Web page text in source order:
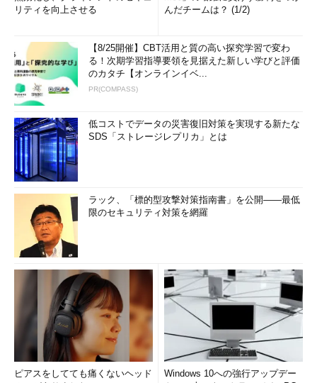
リティを向上させる
んだチームは？ (1/2)
【8/25開催】CBT活用と質の高い探究学習で変わ
る！次期学習指導要領を見据えた新しい学びと評価
のカタチ【オンラインイベ...
PR(COMPASS)
低コストでデータの災害復旧対策を実現する新たな
SDS「ストレージレプリカ」とは
ラック、「標的型攻撃対策指南書」を公開――最低
限のセキュリティ対策を網羅
ピアスをしてても痛くないヘッド
Windows 10への強行アップデー